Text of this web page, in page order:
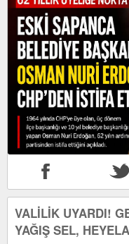
VALİLİK UYARDI!
YAĞIŞ SEL,